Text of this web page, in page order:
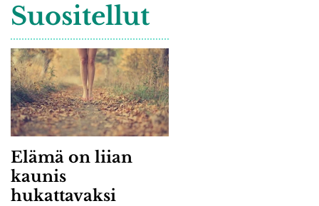
Suositellut
Elämä on liian
kaunis
hukattavaksi